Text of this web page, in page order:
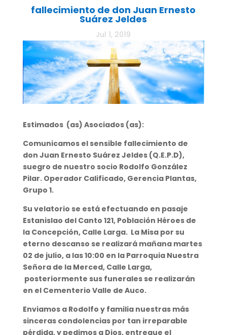
fallecimiento de don Juan Ernesto
Suárez Jeldes
Jul 1, 2019
Estimados (as) Asociados (as):
Comunicamos el sensible fallecimiento de
don Juan Ernesto Suárez Jeldes (Q.E.P.D),
suegro de nuestro socio Rodolfo González
Pilar. Operador Calificado, Gerencia Plantas,
Grupo 1.
Su velatorio se está efectuando en pasaje
Estanislao del Canto 121, Población Héroes de
la Concepción, Calle Larga. La Misa por su
eterno descanso se realizará mañana martes
02 de julio, a las 10:00 en la Parroquia Nuestra
Señora de la Merced, Calle Larga,
posteriormente sus funerales se realizarán
en el Cementerio Valle de Auco.
Enviamos a Rodolfo y familia nuestras más
sinceras condolencias por tan irreparable
pérdida, y pedimos a Dios, entregue el